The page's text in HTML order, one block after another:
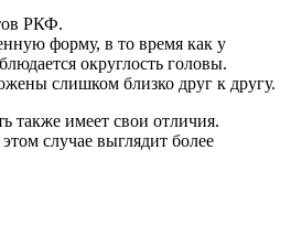
РКФ.
форму, в то время как у
округлость головы.
слишком близко друг к другу.
также имеет свои отличия.
случае выглядит более